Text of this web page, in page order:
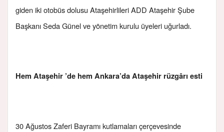
giden iki otobüs dolusu Ataşehirlileri ADD Ataşehir Şube
Başkanı Seda Günel ve yönetim kurulu üyeleri uğurladı.
Hem Ataşehir ’de hem Ankara’da Ataşehir rüzgârı esti
30 Ağustos Zaferi Bayramı kutlamaları çerçevesinde